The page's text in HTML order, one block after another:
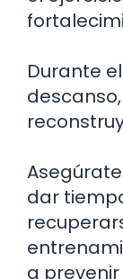
Durante
dar
a